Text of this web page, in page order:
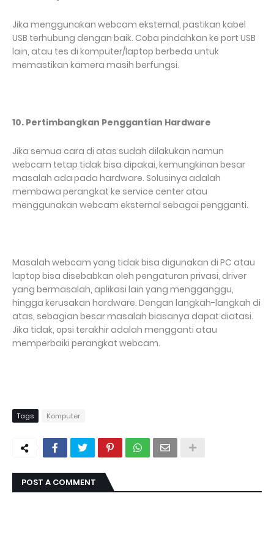
Jika menggunakan webcam eksternal, pastikan kabel
USB terhubung dengan baik. Coba pindahkan ke port USB
lain, atau tes di komputer/laptop berbeda untuk
memastikan kamera masih berfungsi.
10. Pertimbangkan Penggantian Hardware
Jika semua cara di atas sudah dilakukan namun
webcam tetap tidak bisa dipakai, kemungkinan besar
masalah ada pada hardware. Solusinya adalah
membawa perangkat ke service center atau
menggunakan webcam eksternal sebagai pengganti.
Masalah webcam yang tidak bisa digunakan di PC atau
laptop bisa disebabkan oleh pengaturan privasi, driver
yang bermasalah, aplikasi lain yang mengganggu,
hingga kerusakan hardware. Dengan langkah-langkah di
atas, sebagian besar masalah biasanya dapat diatasi.
Jika tidak, opsi terakhir adalah mengganti atau
memperbaiki perangkat webcam.
Tags Komputer
POST A COMMENT